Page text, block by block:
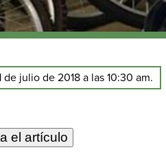
de julio de 2018 a las 10:30 am.
el artículo